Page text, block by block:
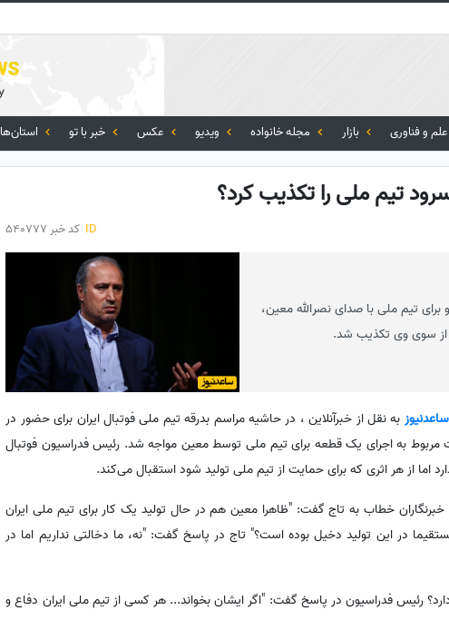
علم و فناوری بازار مجله خانواده ویدیو عکس خبر با تو استان‌ها
تیم ملی را تکذیب کرد؟
ID کد خبر 540777
تیم ملی با صدای نصرالله معین،
از سوی وی تکذیب شد.
به نقل از خبرآنلاین ، در حاشیه مراسم بدرقه تیم ملی فوتبال ایران برای حضور در
شایعات مربوط به اجرای یک قطعه برای تیم ملی توسط معین مواجه شد. رئیس فدراسیون فوتبال
اما از هر اثری که برای حمایت از تیم ملی تولید شود استقبال می‌کند.
خطاب به تاج گفت: "ظاهرا معین هم در حال تولید یک کار برای تیم ملی ایران
فوتبال مستقیما در این تولید دخیل بوده است؟" تاج در پاسخ گفت: "نه، ما دخالتی نداریم اما در
رئیس فدراسیون در پاسخ گفت: "اگر ایشان بخواند... هر کسی از تیم ملی ایران دفاع و